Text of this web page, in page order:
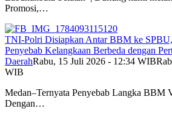
Promosi,…
TNI-Polri Disiapkan Antar BBM ke
Penyebab Kelangkaan Berbeda dengan
DaerahRabu, 15 Juli 2026 - 12:34 WIB
WIB
Medan–Ternyata Penyebab Langka BBM
Dengan…